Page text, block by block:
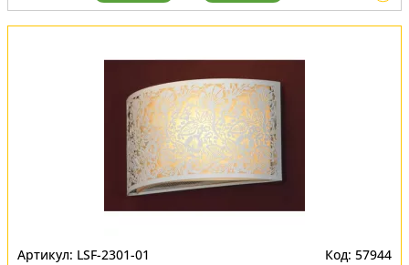
Вид:
Светильники
LSF-2301-01 57944